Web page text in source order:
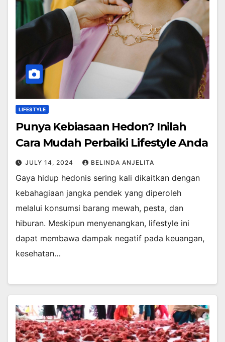
LIFESTYLE
Punya Kebiasaan Hedon? Inilah
Cara Mudah Perbaiki Lifestyle Anda
JULY 14, 2024 BELINDA ANJELITA
Gaya hidup hedonis sering kali dikaitkan dengan
kebahagiaan jangka pendek yang diperoleh
melalui konsumsi barang mewah, pesta, dan
hiburan. Meskipun menyenangkan, lifestyle ini
dapat membawa dampak negatif pada keuangan,
kesehatan…